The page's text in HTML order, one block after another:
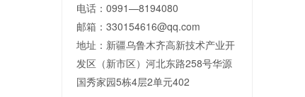
电话：0991—8194080
邮箱：330154616@qq.com
地址：新疆乌鲁木齐高新技术产业开
发区（新市区）河北东路258号华源
国秀家园5栋4层2单元402